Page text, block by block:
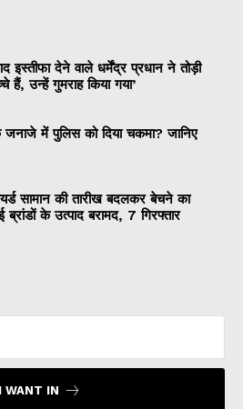
इस्तीफा देने वाले धर्मेंद्र प्रधान ने तोड़ी
हैं, उन्हें गुमराह किया गया’
में पुलिस को दिया चकमा? जानिए
सामान की तारीख बदलकर बेचने का
के उत्पाद बरामद, 7 गिरफ्तार
I WANT IN